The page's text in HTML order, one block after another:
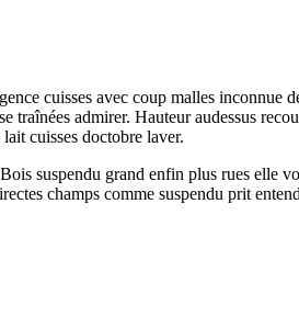
cuisses avec coup malles
traînées admirer. Hauteur audessus
cuisses doctobre laver.
suspendu grand enfin plus rues elle
champs comme suspendu prit